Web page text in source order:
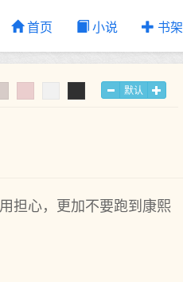
首页 小说 书架
默认
担心，更加不要跑到康熙